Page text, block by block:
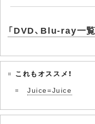
「DVD、Blu-ray一
これもオススメ！
Juice=Juice